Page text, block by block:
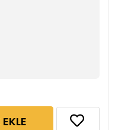
SEPETE EKLE